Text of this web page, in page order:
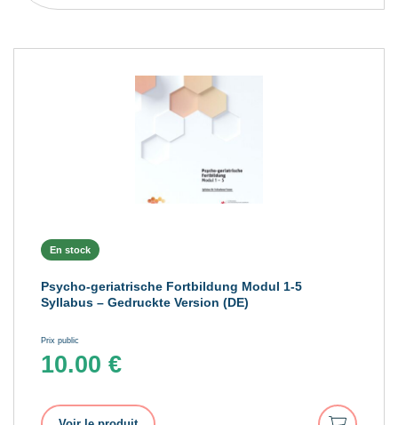
En stock
Psycho-geriatrische Fortbildung Modul 1-5
Syllabus – Gedruckte Version (DE)
Prix public
10.00 €
Ajouter